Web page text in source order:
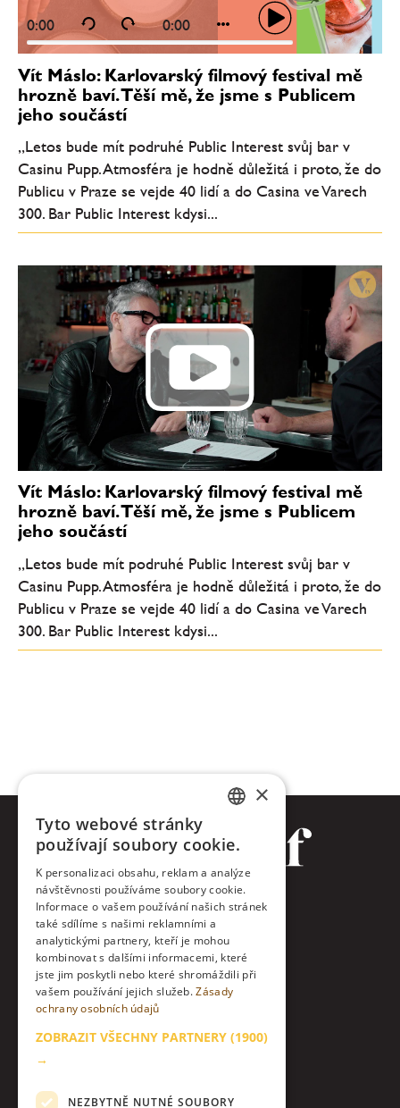
0:00 0:00
Vít Máslo: Karlovarský filmový festival mě
hrozně baví. Těší mě, že jsme s Publicem
jeho součástí
„Letos bude mít podruhé Public Interest svůj bar v
Casinu Pupp. Atmosféra je hodně důležitá i proto, že do
Publicu v Praze se vejde 40 lidí a do Casina ve Varech
300. Bar Public Interest kdysi...
Vít Máslo: Karlovarský filmový festival mě
hrozně baví. Těší mě, že jsme s Publicem
jeho součástí
„Letos bude mít podruhé Public Interest svůj bar v
Casinu Pupp. Atmosféra je hodně důležitá i proto, že do
Publicu v Praze se vejde 40 lidí a do Casina ve Varech
300. Bar Public Interest kdysi...
Facebook
Twitter
Instagram
LinkedIn
ENGLISH
×
Tyto webové stránky
používají soubory cookie.
K personalizaci obsahu, reklam a analýze
návštěvnosti používáme soubory cookie.
Informace o vašem používání našich stránek
také sdílíme s našimi reklamními a
analytickými partnery, kteří je mohou
kombinovat s dalšími informacemi, které
jste jim poskytli nebo které shromáždili při
vašem používání jejich služeb.Zásady
ochrany osobních údajů
ZOBRAZIT VŠECHNY PARTNERY (1900)
→
NEZBYTNĚ NUTNÉ SOUBORY